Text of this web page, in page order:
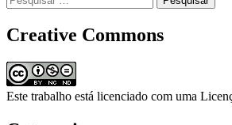
por:
Creative Commons
Este trabalho está licenciado com uma